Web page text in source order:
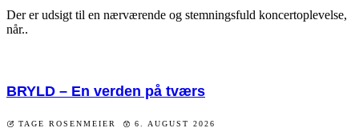
Der er udsigt til en nærværende og stemningsfuld koncertoplevelse,
når..
BRYLD – En verden på tværs
TAGE ROSENMEIER 6. AUGUST 2026